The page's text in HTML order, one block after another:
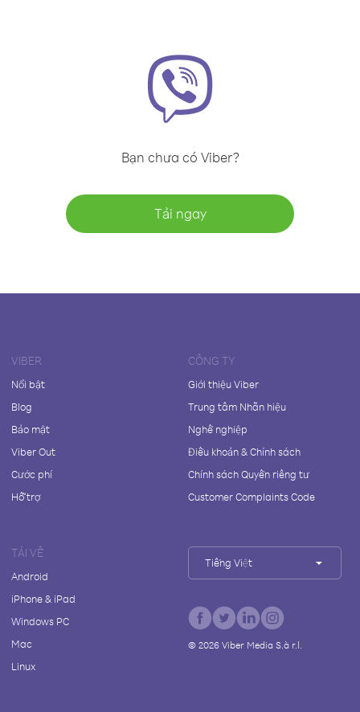
Bạn chưa có Viber?
Tải ngay
VIBER
Nổi bật
Blog
Bảo mật
Viber Out
Cước phí
Hỗ trợ
CÔNG TY
Giới thiệu Viber
Trung tâm Nhãn hiệu
Nghề nghiệp
Điều khoản & Chính sách
Chính sách Quyền riêng tư
Customer Complaints Code
TẢI VỀ
Android
iPhone & iPad
Windows PC
Mac
Linux
Tiếng Việt
© 2026Viber Media S.à r.l.